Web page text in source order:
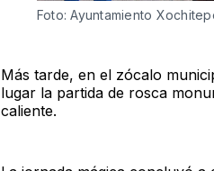
Foto: Ayuntamiento
Más tarde, en el zócalo
lugar la partida de rosca
caliente.